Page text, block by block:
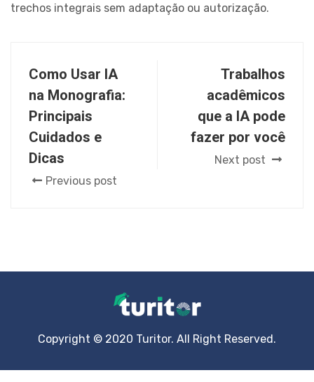
trechos integrais sem adaptação ou autorização.
Como Usar IA
na Monografia:
Principais
Cuidados e
Dicas
Previous post
Trabalhos
acadêmicos
que a IA pode
fazer por você
Next post
Copyright © 2020 Turitor. All Right Reserved.